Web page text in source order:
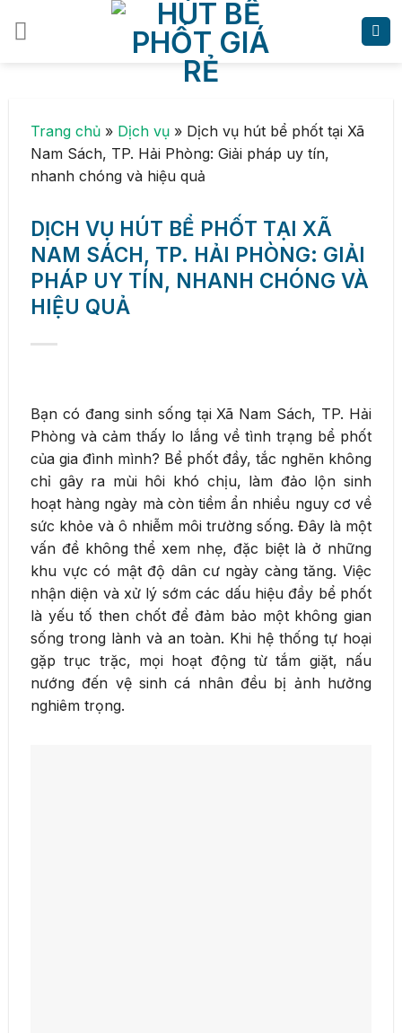
Trang chủ » Dịch vụ » Dịch vụ hút bể phốt tại Xã
Nam Sách, TP. Hải Phòng: Giải pháp uy tín,
nhanh chóng và hiệu quả
DỊCH VỤ HÚT BỂ PHỐT TẠI XÃ
NAM SÁCH, TP. HẢI PHÒNG: GIẢI
PHÁP UY TÍN, NHANH CHÓNG VÀ
HIỆU QUẢ
Bạn có đang sinh sống tại Xã Nam Sách, TP. Hải
Phòng và cảm thấy lo lắng về tình trạng bể phốt
của gia đình mình? Bể phốt đầy, tắc nghẽn không
chỉ gây ra mùi hôi khó chịu, làm đảo lộn sinh
hoạt hàng ngày mà còn tiềm ẩn nhiều nguy cơ về
sức khỏe và ô nhiễm môi trường sống. Đây là một
vấn đề không thể xem nhẹ, đặc biệt là ở những
khu vực có mật độ dân cư ngày càng tăng. Việc
nhận diện và xử lý sớm các dấu hiệu đầy bể phốt
là yếu tố then chốt để đảm bảo một không gian
sống trong lành và an toàn. Khi hệ thống tự hoại
gặp trục trặc, mọi hoạt động từ tắm giặt, nấu
nướng đến vệ sinh cá nhân đều bị ảnh hưởng
nghiêm trọng.